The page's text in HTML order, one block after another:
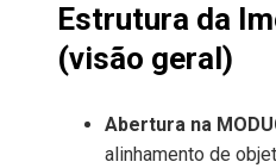
Estrutura da
(visão geral)
Abertura na
alinhamento de